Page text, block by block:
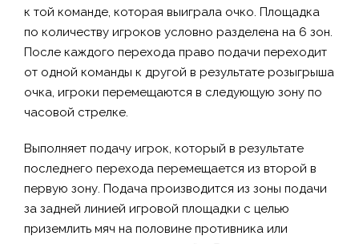
к той команде, которая выиграла очко. Площадка
по количеству игроков условно разделена на 6 зон.
После каждого перехода право подачи переходит
от одной команды к другой в результате розыгрыша
очка, игроки перемещаются в следующую зону по
часовой стрелке.
Выполняет подачу игрок, который в результате
последнего перехода перемещается из второй в
первую зону. Подача производится из зоны подачи
за задней линией игровой площадки с целью
приземлить мяч на половине противника или